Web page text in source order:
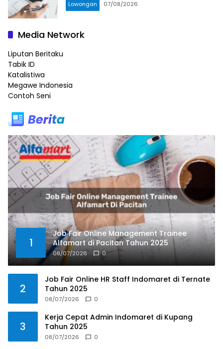
Lowongan 07/08/2026
Media Network
Liputan Beritaku
Tabik ID
Katalistiwa
Megawe Indonesia
Contoh Seni
1
Job Fair Online Management Trainee
Alfamart di Pacitan Tahun 2025
08/07/2026 0
2
Job Fair Online HR Staff Indomaret di Ternate
Tahun 2025
08/07/2026 0
3
Kerja Cepat Admin Indomaret di Kupang
Tahun 2025
08/07/2026 0